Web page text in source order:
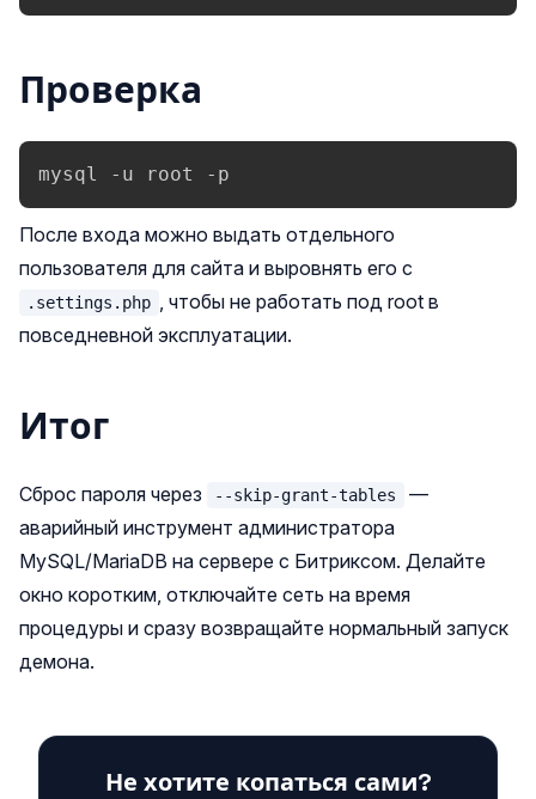
Проверка
mysql -u root -p
После входа можно выдать отдельного
пользователя для сайта и выровнять его с
.settings.php , чтобы не работать под root в
повседневной эксплуатации.
Итог
Сброс пароля через --skip-grant-tables
—
аварийный инструмент администратора
MySQL/MariaDB на сервере с Битриксом. Делайте
окно коротким, отключайте сеть на время
процедуры и сразу возвращайте нормальный запуск
демона.
Не хотите копаться сами?